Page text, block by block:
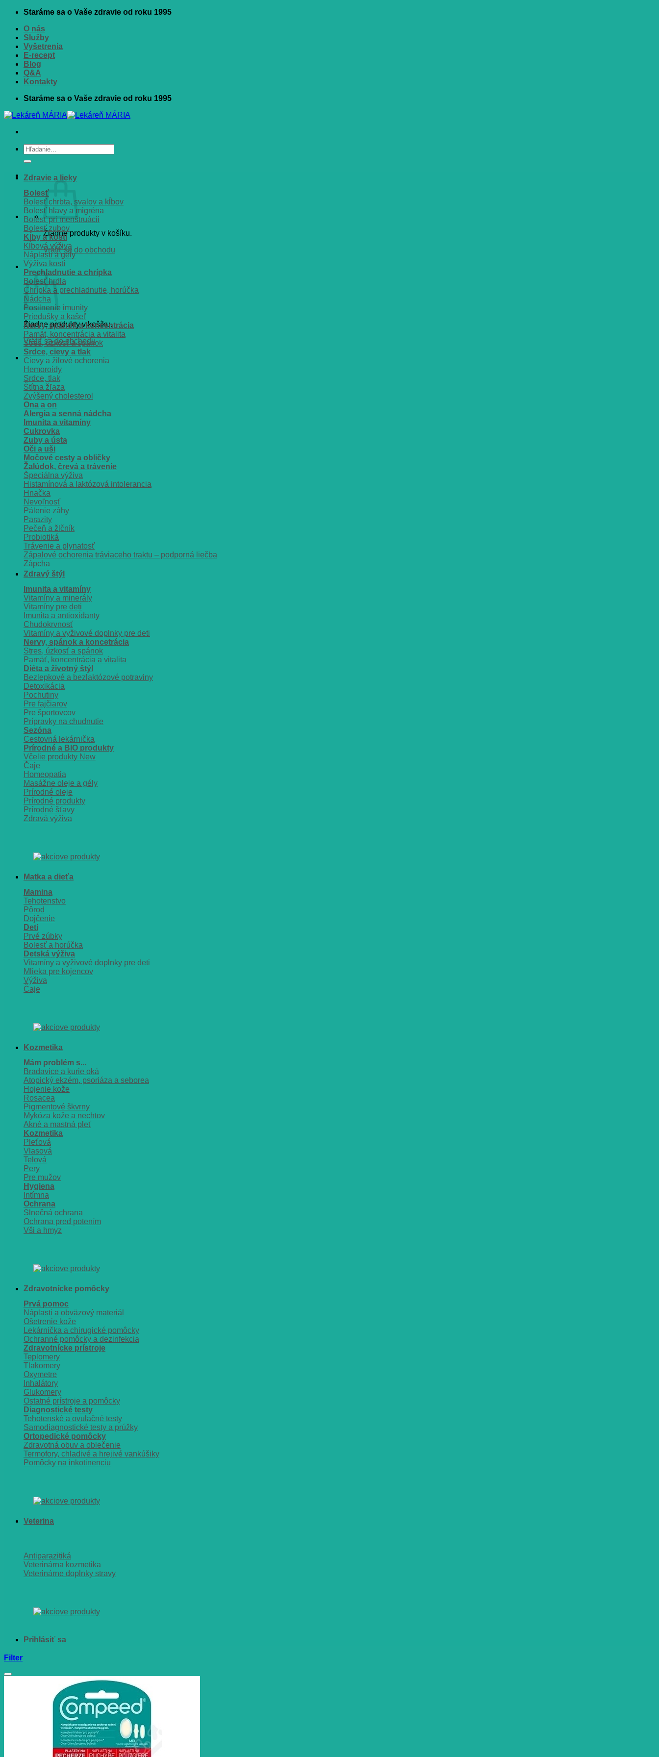
Skip
content
Staráme sa o Vaše zdravie od roku 1995
O nás
Služby
Vyšetrenia
E-recept
Blog
Q&A
Kontakty
Staráme sa o Vaše zdravie od roku 1995
Hľadať:
Žiadne produkty v košíku.
Vrátiť sa do obchodu
Košík
Žiadne produkty v košíku.
Vrátiť sa do obchodu
Zdravie a lieky
Bolesť
Bolesť chrbta, svalov a kĺbov
Bolesť hlavy a migréna
Bolesť pri menštruácii
Bolesť zubov
Kĺby a kosti
Kĺbová výživa
Náplasti a gély
Výživa kostí
Prechladnutie a chrípka
Bolesť hrdla
Chrípka a prechladnutie, horúčka
Nádcha
Posilnenie imunity
Priedušky a kašeľ
Nervy, spánok a koncentrácia
Pamät, koncentrácia a vitalita
Stres, úzkosť a spánok
Srdce, cievy a tlak
Cievy a žilové ochorenia
Hemoroidy
Srdce, tlak
Štítna žľaza
Zvýšený cholesterol
Ona a on
Alergia a senná nádcha
Imunita a vitamíny
Cukrovka
Zuby a ústa
Oči a uši
Močové cesty a obličky
Žalúdok, črevá a trávenie
Špeciálna výživa
Histamínová a laktózová intolerancia
Hnačka
Nevoľnosť
Pálenie záhy
Parazity
Pečeň a žlčník
Probiotiká
Trávenie a plynatosť
Zápalové ochorenia tráviaceho traktu – podporná liečba
Zápcha
Zdravý štýl
Imunita a vitamíny
Vitamíny a minerály
Vitamíny pre deti
Imunita a antioxidanty
Chudokrvnosť
Vitamíny a vyživové doplnky pre deti
Nervy, spánok a koncetrácia
Stres, úzkosť a spánok
Pamäť, koncentrácia a vitalita
Diéta a životný štýl
Bezlepkové a bezlaktózové potraviny
Detoxikácia
Pochutiny
Pre fajčiarov
Pre športovcov
Prípravky na chudnutie
Sezóna
Cestovná lekárnička
Prírodné a BIO produkty
Včelie produkty
Čaje
Homeopatia
Masážne oleje a gély
Prírodné oleje
Prírodné produkty
Prírodné šťavy
Zdravá výživa
Matka a dieťa
Mamina
Tehotenstvo
Pôrod
Dojčenie
Deti
Prvé zúbky
Bolesť a horúčka
Detská výživa
Vitamíny a vyživové doplnky pre deti
Mlieka pre kojencov
Výživa
Čaje
Kozmetika
Mám problém s...
Bradavice a kurie oká
Atopický ekzém, psoriáza a seborea
Hojenie kože
Rosacea
Pigmentové škvrny
Mykóza kože a nechtov
Akné a mastná pleť
Kozmetika
Pleťová
Vlasová
Telová
Pery
Pre mužov
Hygiena
Intímna
Ochrana
Slnečná ochrana
Ochrana pred potením
Vši a hmyz
Zdravotnícke pomôcky
Prvá pomoc
Náplasti a obväzový materiál
Ošetrenie kože
Lekárnička a chirugické pomôcky
Ochranné pomôcky a dezinfekcia
Zdravotnícke prístroje
Teplomery
Tlakomery
Oxymetre
Inhalátory
Glukomery
Ostatné prístroje a pomôcky
Diagnostické testy
Tehotenské a ovulačné testy
Samodiagnostické testy a prúžky
Ortopedické pomôcky
Zdravotná obuv a oblečenie
Termofory, chladivé a hrejivé vankúšiky
Pomôcky na inkotinenciu
Veterina
Antiparazitiká
Veterinárna kozmetika
Veterinárne doplnky stravy
Filter